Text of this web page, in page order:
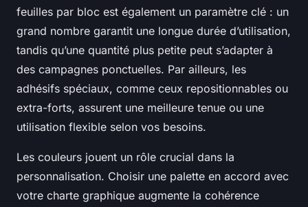
feuilles par bloc est également un paramètre clé : un
grand nombre garantit une longue durée d’utilisation,
tandis qu’une quantité plus petite peut s’adapter à
des campagnes ponctuelles. Par ailleurs, les
adhésifs spéciaux, comme ceux repositionnables ou
extra-forts, assurent une meilleure tenue ou une
utilisation flexible selon vos besoins.
Les couleurs jouent un rôle crucial dans la
personnalisation. Choisir une palette en accord avec
votre charte graphique augmente la cohérence